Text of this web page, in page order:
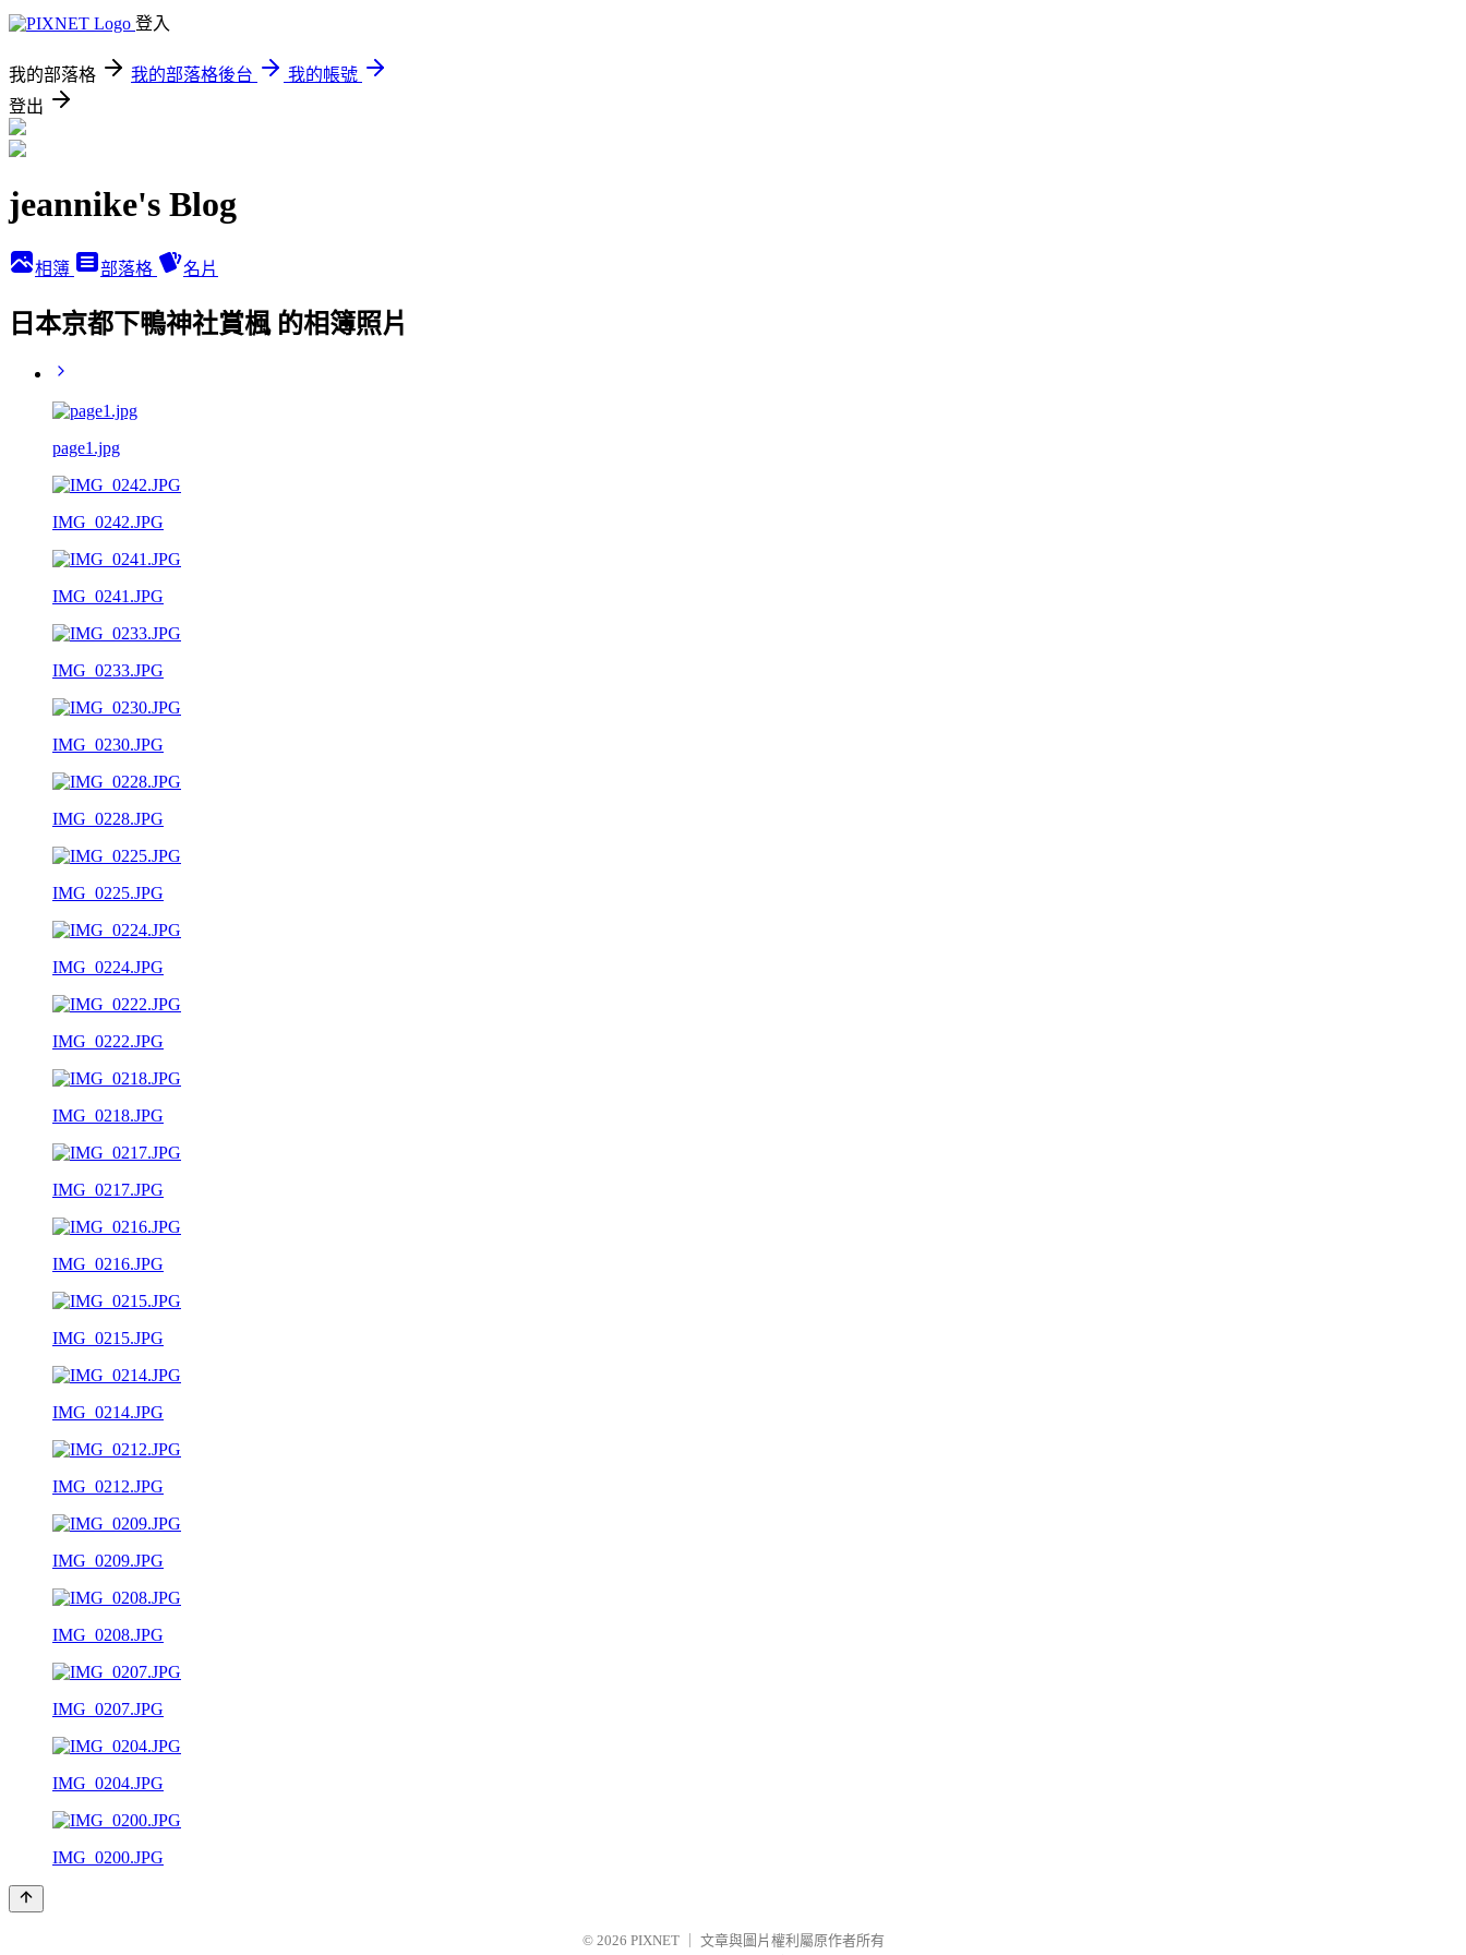
登入
我的部落格 我的部落格後台
我的帳號
登出
jeannike's Blog
相簿 部落格 名片
日本京都下鴨神社賞楓 的相簿照片
page1.jpg
IMG_0242.JPG
IMG_0241.JPG
IMG_0233.JPG
IMG_0230.JPG
IMG_0228.JPG
IMG_0225.JPG
IMG_0224.JPG
IMG_0222.JPG
IMG_0218.JPG
IMG_0217.JPG
IMG_0216.JPG
IMG_0215.JPG
IMG_0214.JPG
IMG_0212.JPG
IMG_0209.JPG
IMG_0208.JPG
IMG_0207.JPG
IMG_0204.JPG
IMG_0200.JPG
© 2026 PIXNET
文章與圖片權利屬原作者所有